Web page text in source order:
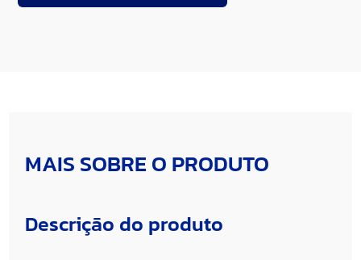
MAIS SOBRE O PRODUTO
Descrição do produto